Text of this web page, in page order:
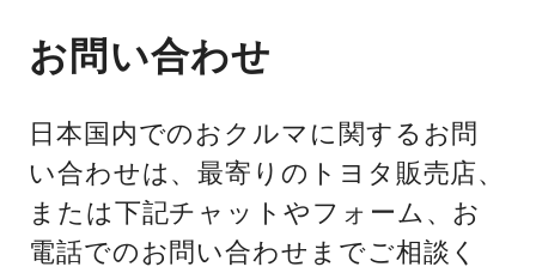
お問い合わせ
日本国内でのおクルマに関するお問
い合わせは、最寄りのトヨタ販売店、
または下記チャットやフォーム、お
電話でのお問い合わせまでご相談く